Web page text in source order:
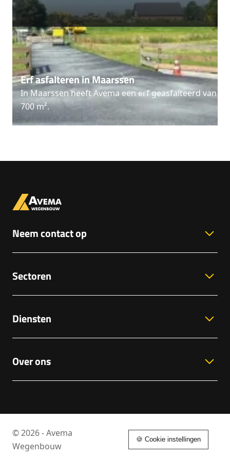
Erf asfalteren in Maarssen
In Maarssen heeft Avema een erf geasfalteerd van
700 m².
Neem contact op
Sectoren
Diensten
Over ons
© 2026 - Avema
Wegenbouw
🍪 Cookie instellingen